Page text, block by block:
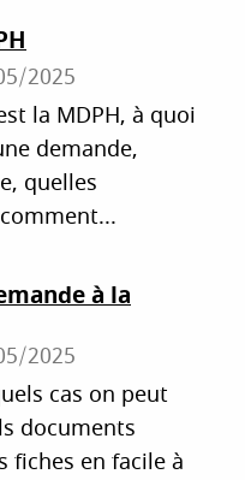
2025
la MDPH, à quoi
demande,
quelles
à la
2025
cas on peut
documents
fiches en facile à